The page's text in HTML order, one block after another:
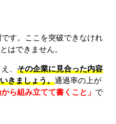
す。ここを突破できなけれ
はできません。
、 その企業に見合った内容
きましょう。通過率の上が
から組み立てて書くこと」 で